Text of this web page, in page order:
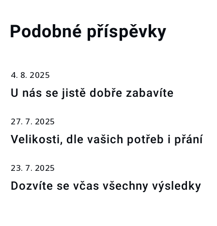
Podobné příspěvky
4. 8. 2025
U nás se jistě dobře zabavíte
27. 7. 2025
Velikosti, dle vašich potřeb i přání
23. 7. 2025
Dozvíte se včas všechny výsledky